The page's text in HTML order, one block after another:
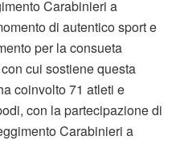
Carabinieri a
di autentico sport e
per la consueta
cui sostiene questa
coinvolto 71 atleti e
con la partecipazione di
Carabinieri a